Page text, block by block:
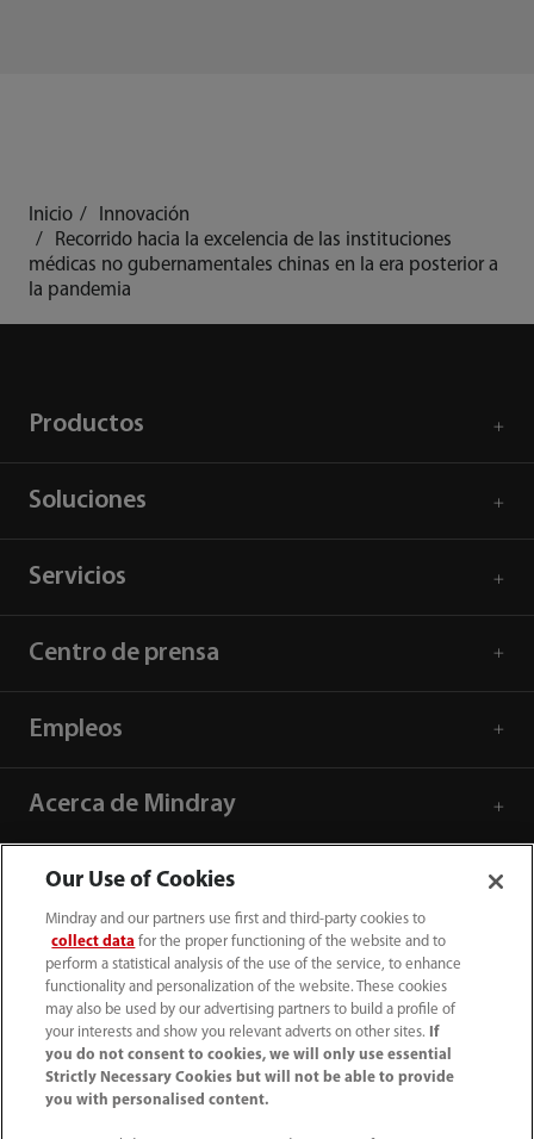
Inicio
Innovación
Recorrido hacia la excelencia de las instituciones
médicas no gubernamentales chinas en la era posterior a
la pandemia
Productos
Soluciones
Servicios
Centro de prensa
Empleos
Acerca de Mindray
Información de contacto
Our Use of Cookies
Mindray and our partners use first and third-party cookies to
collect data for the proper functioning of the website and to
perform a statistical analysis of the use of the service, to enhance
functionality and personalization of the website. These cookies
may also be used by our advertising partners to build a profile of
your interests and show you relevant adverts on other sites.
If
you do not consent to cookies, we will only use essential
Strictly Necessary Cookies but will not be able to provide
you with personalised content.